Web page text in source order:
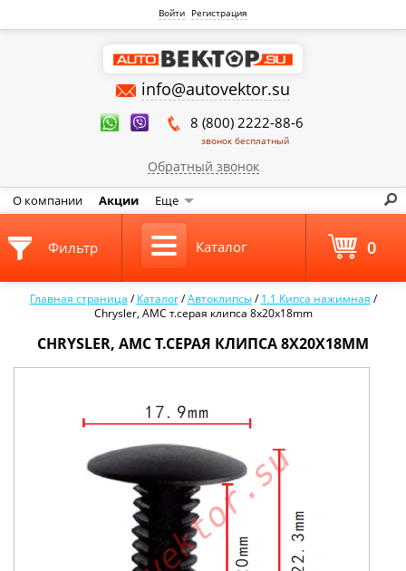
Войти Регистрация
info@autovektor.su
8 (800) 2222-88-6
звонок бесплатный
Обратный звонок
О компании Акции Еще
Главная страница /Каталог /Автоклипсы /1.1 Кипса нажимная /
Chrysler, AMC т.серая клипса 8x20x18mm
CHRYSLER, AMC Т.СЕРАЯ КЛИПСА 8X20X18MM
Фильтр Каталог 0